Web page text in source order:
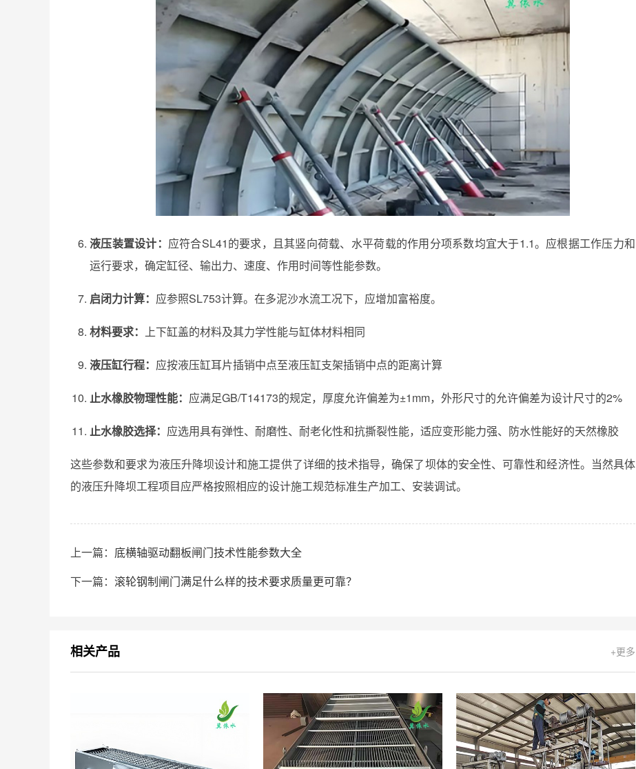
液压装置设计： 应符合SL41的要求，且其竖向荷载、水平荷载的作用分项系数均宜大于1.1。应根据工作压力和
运行要求，确定缸径、输出力、速度、作用时间等性能参数。
启闭力计算： 应参照SL753计算。在多泥沙水流工况下，应增加富裕度。
材料要求： 上下缸盖的材料及其力学性能与缸体材料相同
液压缸行程： 应按液压缸耳片插销中点至液压缸支架插销中点的距离计算
止水橡胶物理性能： 应满足GB/T14173的规定，厚度允许偏差为±1mm，外形尺寸的允许偏差为设计尺寸的2%
止水橡胶选择： 应选用具有弹性、耐磨性、耐老化性和抗撕裂性能，适应变形能力强、防水性能好的天然橡胶
这些参数和要求为液压升降坝设计和施工提供了详细的技术指导，确保了坝体的安全性、可靠性和经济性。当然具体
的液压升降坝工程项目应严格按照相应的设计施工规范标准生产加工、安装调试。
上一篇： 底横轴驱动翻板闸门技术性能参数大全
下一篇： 滚轮钢制闸门满足什么样的技术要求质量更可靠？
相关产品 +更多